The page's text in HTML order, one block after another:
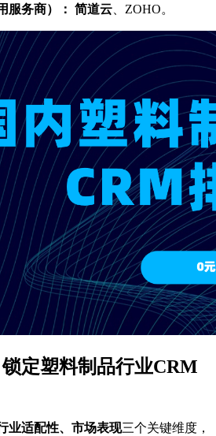
服务商）： 简道云 ‌、ZOHO。
定塑料制品行业CRM
业适配性、市场表现三个关键维度，